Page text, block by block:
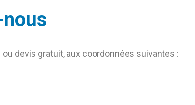
devis gratuit, aux coordonnées suivantes :